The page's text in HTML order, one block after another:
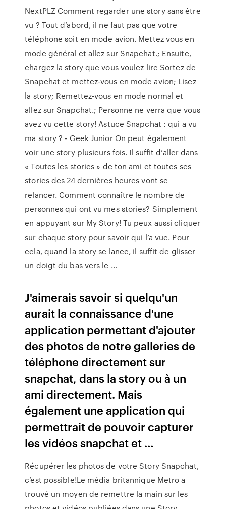
NextPLZ Comment regarder une story sans être
vu ? Tout d’abord, il ne faut pas que votre
téléphone soit en mode avion. Mettez vous en
mode général et allez sur Snapchat.; Ensuite,
chargez la story que vous voulez lire Sortez de
Snapchat et mettez-vous en mode avion; Lisez
la story; Remettez-vous en mode normal et
allez sur Snapchat.; Personne ne verra que vous
avez vu cette story! Astuce Snapchat : qui a vu
ma story ? - Geek Junior On peut également
voir une story plusieurs fois. Il suffit d’aller dans
« Toutes les stories » de ton ami et toutes ses
stories des 24 dernières heures vont se
relancer. Comment connaître le nombre de
personnes qui ont vu mes stories? Simplement
en appuyant sur My Story! Tu peux aussi cliquer
sur chaque story pour savoir qui l’a vue. Pour
cela, quand la story se lance, il suffit de glisser
un doigt du bas vers le …
J'aimerais savoir si quelqu'un
aurait la connaissance d'une
application permettant d'ajouter
des photos de notre galleries de
téléphone directement sur
snapchat, dans la story ou à un
ami directement. Mais
également une application qui
permettrait de pouvoir capturer
les vidéos snapchat et …
Récupérer les photos de votre Story Snapchat,
c’est possible!Le média britannique Metro a
trouvé un moyen de remettre la main sur les